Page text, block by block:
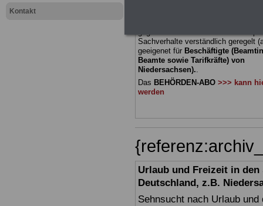
Kontakt
Sachverhalte verständlich geregelt
geeigenet für Beschäftigte
Beamte sowie Tarifkräfte) von
Niedersachsen)..
Das BEHÖRDEN-ABO >>> kann
werden
Urlaub und Freizeit in
Deutschland, z.B.
Sehnsucht nach Urlaub